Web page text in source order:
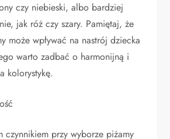
czy niebieski, albo bardziej
jak róż czy szary. Pamiętaj, że
może wpływać na nastrój dziecka
warto zadbać o harmonijną i
kolorystykę.
czynnikiem przy wyborze piżamy